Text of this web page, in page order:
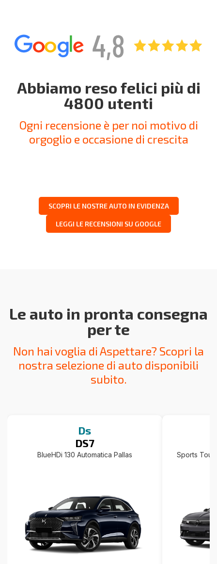
Abbiamo reso felici più di
4800 utenti
Ogni recensione è per noi motivo di
orgoglio e occasione di crescita
SCOPRI LE NOSTRE AUTO IN EVIDENZA
LEGGI LE RECENSIONI SU GOOGLE
Le auto in pronta consegna
per te
Non hai voglia di Aspettare? Scopri la
nostra selezione di auto disponibili
subito.
Ds
DS7
BlueHDi 130 Automatica Pallas Sports